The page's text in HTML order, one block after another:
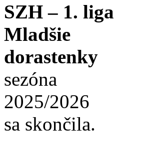
SZH – 1. liga
Mladšie
dorastenky
sezóna
2025/2026
sa skončila.